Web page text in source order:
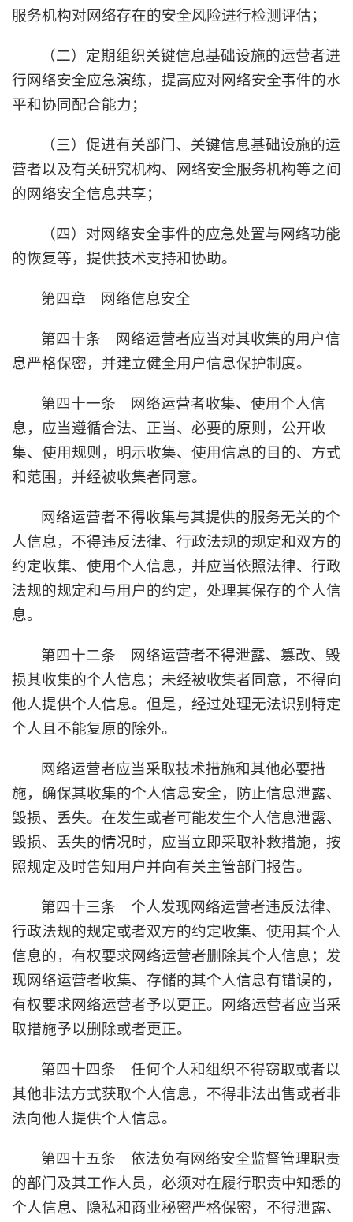
服务机构对网络存在的安全风险进行检测评估；
（二）定期组织关键信息基础设施的运营者进
行网络安全应急演练，提高应对网络安全事件的水
平和协同配合能力；
（三）促进有关部门、关键信息基础设施的运
营者以及有关研究机构、网络安全服务机构等之间
的网络安全信息共享；
（四）对网络安全事件的应急处置与网络功能
的恢复等，提供技术支持和协助。
第四章 网络信息安全
第四十条 网络运营者应当对其收集的用户信
息严格保密，并建立健全用户信息保护制度。
第四十一条 网络运营者收集、使用个人信
息，应当遵循合法、正当、必要的原则，公开收
集、使用规则，明示收集、使用信息的目的、方式
和范围，并经被收集者同意。
网络运营者不得收集与其提供的服务无关的个
人信息，不得违反法律、行政法规的规定和双方的
约定收集、使用个人信息，并应当依照法律、行政
法规的规定和与用户的约定，处理其保存的个人信
息。
第四十二条 网络运营者不得泄露、篡改、毁
损其收集的个人信息；未经被收集者同意，不得向
他人提供个人信息。但是，经过处理无法识别特定
个人且不能复原的除外。
网络运营者应当采取技术措施和其他必要措
施，确保其收集的个人信息安全，防止信息泄露、
毁损、丢失。在发生或者可能发生个人信息泄露、
毁损、丢失的情况时，应当立即采取补救措施，按
照规定及时告知用户并向有关主管部门报告。
第四十三条 个人发现网络运营者违反法律、
行政法规的规定或者双方的约定收集、使用其个人
信息的，有权要求网络运营者删除其个人信息；发
现网络运营者收集、存储的其个人信息有错误的，
有权要求网络运营者予以更正。网络运营者应当采
取措施予以删除或者更正。
第四十四条 任何个人和组织不得窃取或者以
其他非法方式获取个人信息，不得非法出售或者非
法向他人提供个人信息。
第四十五条 依法负有网络安全监督管理职责
的部门及其工作人员，必须对在履行职责中知悉的
个人信息、隐私和商业秘密严格保密，不得泄露、